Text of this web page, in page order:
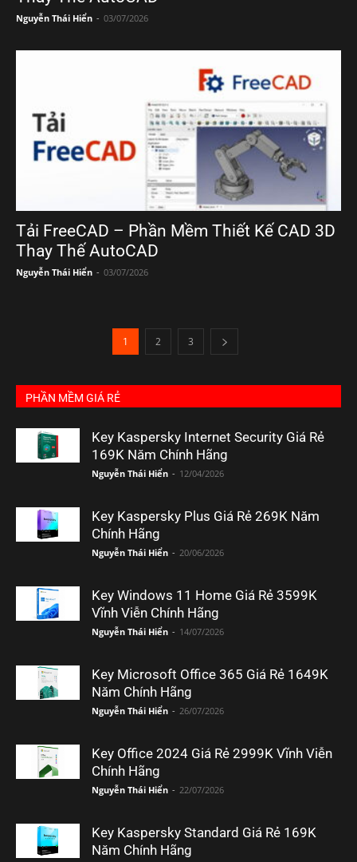
Nguyễn Thái Hiển - 03/07/2026
Tải FreeCAD – Phần Mềm Thiết Kế CAD 3D
Thay Thế AutoCAD
Nguyễn Thái Hiển - 03/07/2026
1 2 3
PHẦN MỀM GIÁ RẺ
Key Kaspersky Internet Security Giá Rẻ
169K Năm Chính Hãng
Nguyễn Thái Hiển - 12/04/2026
Key Kaspersky Plus Giá Rẻ 269K Năm
Chính Hãng
Nguyễn Thái Hiển - 20/06/2026
Key Windows 11 Home Giá Rẻ 3599K
Vĩnh Viễn Chính Hãng
Nguyễn Thái Hiển - 14/07/2026
Key Microsoft Office 365 Giá Rẻ 1649K
Năm Chính Hãng
Nguyễn Thái Hiển - 26/07/2026
Key Office 2024 Giá Rẻ 2999K Vĩnh Viễn
Chính Hãng
Nguyễn Thái Hiển - 22/07/2026
Key Kaspersky Standard Giá Rẻ 169K
Năm Chính Hãng